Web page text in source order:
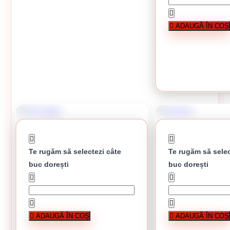
În stoc
Lopata
17.21
ADAUGĂ ÎN COȘ
Cozi sapa
16.32 lei / buc
Te rugăm să selectezi câte
buc dorești
ADAUGĂ ÎN COȘ
Cancioc
12.91
Te rugăm să
buc dorești
ADAUGĂ ÎN COȘ